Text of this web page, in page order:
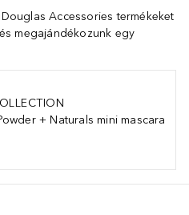
Accessories termékeket
megajándékozunk egy
+ Naturals mini mascara